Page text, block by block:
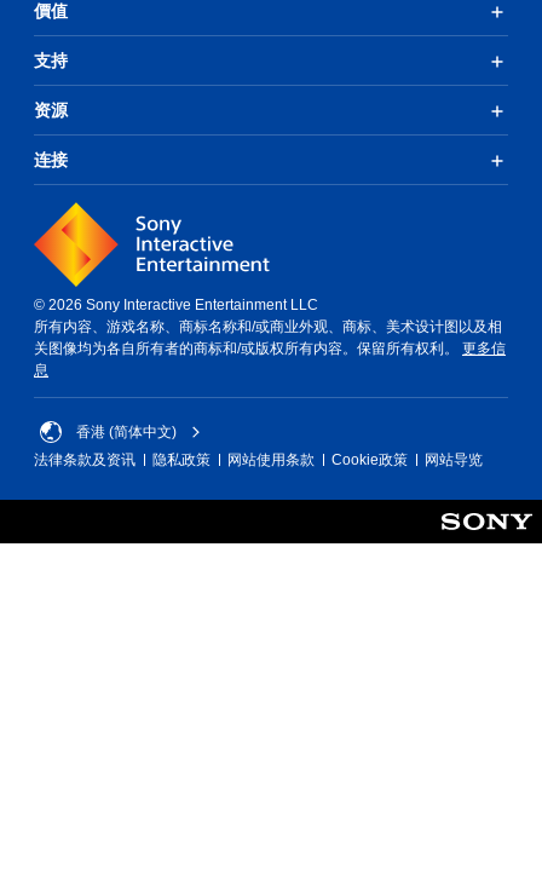
價值
支持
资源
连接
© 2026 Sony Interactive Entertainment LLC
所有内容、游戏名称、商标名称和/或商业外观、商标、美术设计图以及相
关图像均为各自所有者的商标和/或版权所有内容。保留所有权利。 更多信
息
香港 (简体中文)
法律条款及资讯
隐私政策 网站使用条款 Cookie政策 网站导览